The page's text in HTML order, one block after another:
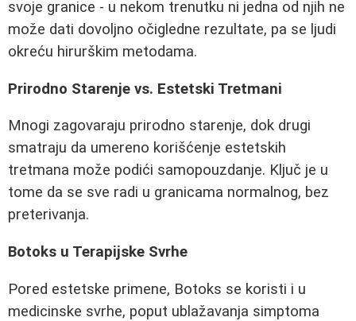
svoje granice - u nekom trenutku ni jedna od njih ne
može dati dovoljno očigledne rezultate, pa se ljudi
okreću hirurškim metodama.
Prirodno Starenje vs. Estetski Tretmani
Mnogi zagovaraju prirodno starenje, dok drugi
smatraju da umereno korišćenje estetskih
tretmana može podići samopouzdanje. Ključ je u
tome da se sve radi u granicama normalnog, bez
preterivanja.
Botoks u Terapijske Svrhe
Pored estetske primene, Botoks se koristi i u
medicinske svrhe, poput ublažavanja simptoma